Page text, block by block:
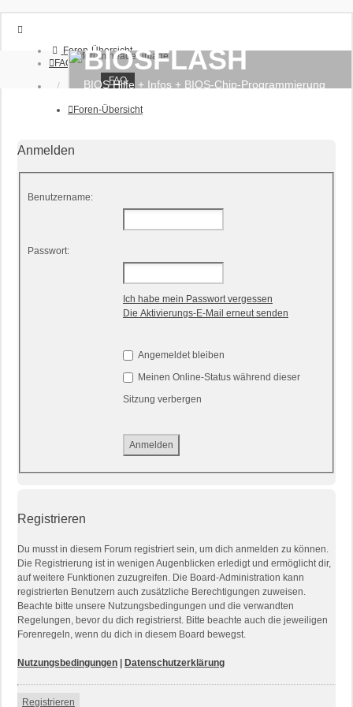
Foren-Übersicht
FAQ
Anmelden
BIOSFLASH
BIOS Hilfe + Infos + BIOS-Chip-Programmierung
FAQ
Foren-Übersicht
Anmelden
Benutzername:
Passwort:
Ich habe mein Passwort vergessen
Die Aktivierungs-E-Mail erneut senden
Angemeldet bleiben
Meinen Online-Status während dieser
Sitzung verbergen
Registrieren
Du musst in diesem Forum registriert sein, um dich anmelden zu können.
Die Registrierung ist in wenigen Augenblicken erledigt und ermöglicht dir,
auf weitere Funktionen zuzugreifen. Die Board-Administration kann
registrierten Benutzern auch zusätzliche Berechtigungen zuweisen.
Beachte bitte unsere Nutzungsbedingungen und die verwandten
Regelungen, bevor du dich registrierst. Bitte beachte auch die jeweiligen
Forenregeln, wenn du dich in diesem Board bewegst.
Nutzungsbedingungen Datenschutzerklärung
Registrieren